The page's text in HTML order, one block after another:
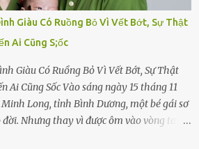
Giàu Có Ruồng Bỏ Vì Vết Bớt, Sự Thật
Ai Cũng S;ốc
Giàu Có Ruồng Bỏ Vì Vết Bớt, Sự Thật
Ai Cũng Sốc Vào sáng ngày 15 tháng 11
Long, tỉnh Bình Dương, một bé gái sơ
Nhưng thay vì được ôm vào vòng tay